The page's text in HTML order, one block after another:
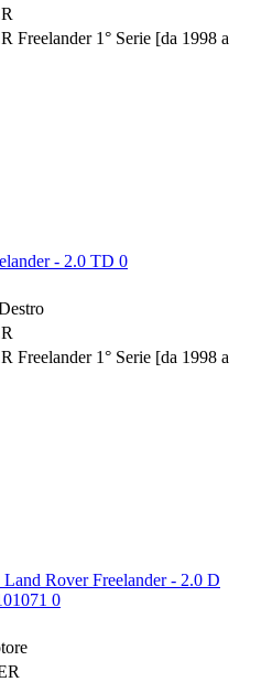
Freelander 1° Serie [da 1998 a
Freelander 1° Serie [da 1998 a